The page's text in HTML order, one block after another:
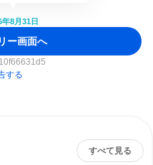
8月31日
ー画面へ
する
すべて見る